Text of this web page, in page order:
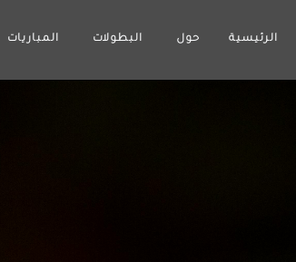
الرئيسية حول البطولات المباريات